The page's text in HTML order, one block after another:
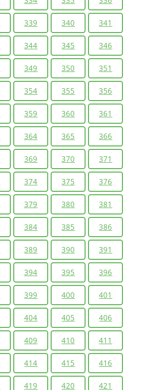
339 340 341
344 345 346
349 350 351
354 355 356
359 360 361
364 365 366
369 370 371
374 375 376
379 380 381
384 385 386
389 390 391
394 395 396
399 400 401
404 405 406
409 410 411
414 415 416
419 420 421